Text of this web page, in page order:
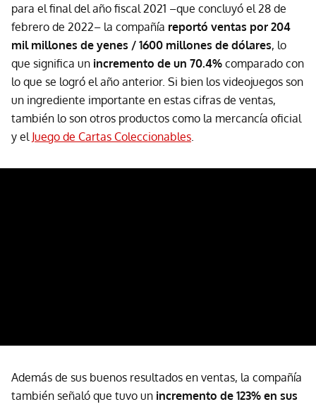
para el final del año fiscal 2021 –que concluyó el 28 de
febrero de 2022– la compañía reportó ventas por 204
mil millones de yenes / 1600 millones de dólares, lo
que significa un incremento de un 70.4% comparado con
lo que se logró el año anterior. Si bien los videojuegos son
un ingrediente importante en estas cifras de ventas,
también lo son otros productos como la mercancía oficial
y el Juego de Cartas Coleccionables
Además de sus buenos resultados en ventas, la compañía
también señaló que tuvo un incremento de 123% en sus